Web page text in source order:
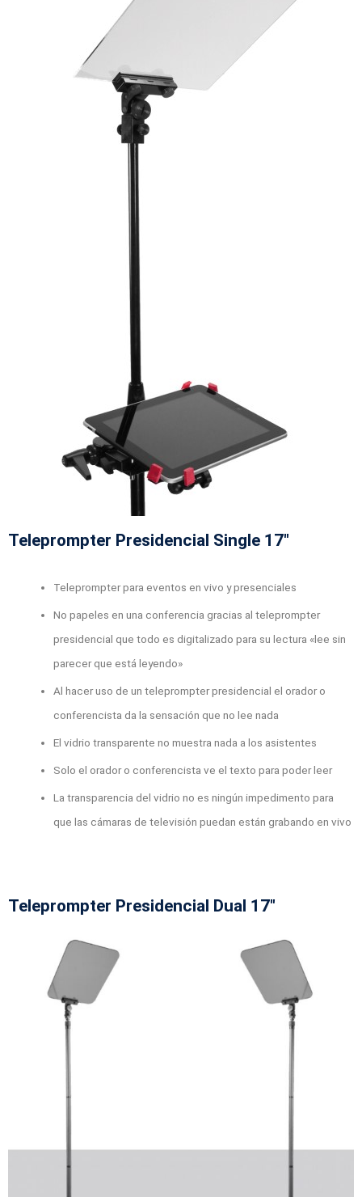
Teleprompter Presidencial Single 17"
Teleprompter para eventos en vivo y presenciales
No papeles en una conferencia gracias al teleprompter
presidencial que todo es digitalizado para su lectura «lee sin
parecer que está leyendo»
Al hacer uso de un teleprompter presidencial el orador o
conferencista da la sensación que no lee nada
El vidrio transparente no muestra nada a los asistentes
Solo el orador o conferencista ve el texto para poder leer
La transparencia del vidrio no es ningún impedimento para
que las cámaras de televisión puedan están grabando en vivo
Teleprompter Presidencial Dual 17"